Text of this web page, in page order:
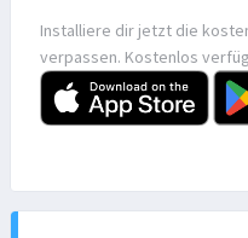
Installiere dir jetzt die
verpassen. Kostenlos